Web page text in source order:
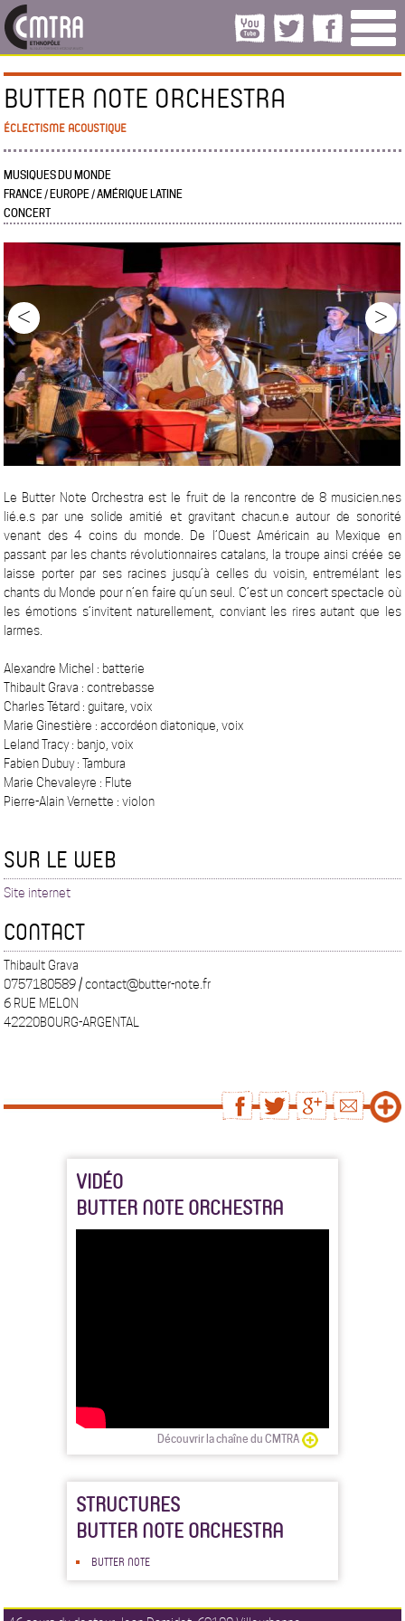
BUTTER NOTE ORCHESTRA
ÉCLECTISME ACOUSTIQUE
MUSIQUES DU MONDE
FRANCE / EUROPE / AMÉRIQUE LATINE
CONCERT
< >
Le Butter Note Orchestra est le fruit de la rencontre de 8 musicien.nes
lié.e.s par une solide amitié et gravitant chacun.e autour de sonorité
venant des 4 coins du monde. De l’Ouest Américain au Mexique en
passant par les chants révolutionnaires catalans, la troupe ainsi créée se
laisse porter par ses racines jusqu’à celles du voisin, entremélant les
chants du Monde pour n’en faire qu’un seul. C’est un concert spectacle où
les émotions s’invitent naturellement, conviant les rires autant que les
larmes.
Alexandre Michel : batterie
Thibault Grava : contrebasse
Charles Tétard : guitare, voix
Marie Ginestière : accordéon diatonique, voix
Leland Tracy : banjo, voix
Fabien Dubuy : Tambura
Marie Chevaleyre : Flute
Pierre-Alain Vernette : violon
SUR LE WEB
Site internet
CONTACT
Thibault Grava
0757180589 / contact@butter-note.fr
6 RUE MELON
42220BOURG-ARGENTAL
VIDÉO
BUTTER NOTE ORCHESTRA
Découvrir la chaîne du CMTRA
STRUCTURES
BUTTER NOTE ORCHESTRA
BUTTER NOTE